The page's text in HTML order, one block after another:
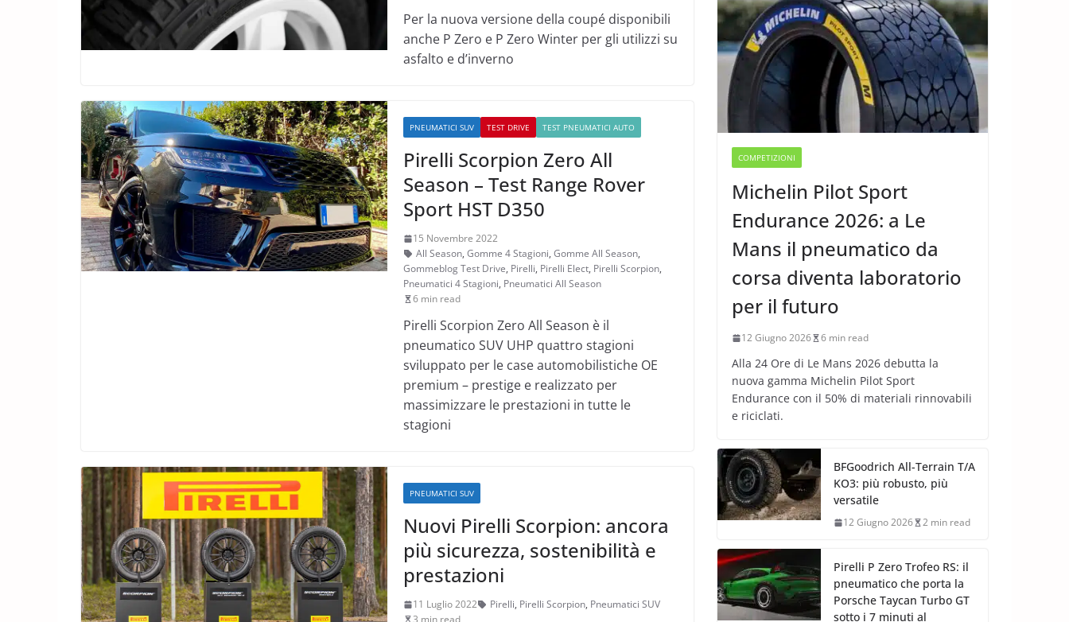
Per la nuova versione della coupé disponibili
anche P Zero e P Zero Winter per gli utilizzi su
asfalto e d’inverno
PNEUMATICI SUV TEST DRIVE TEST PNEUMATICI AUTO
Pirelli Scorpion Zero All
Season – Test Range Rover
Sport HST D350
15 Novembre 2022
All Season, Gomme 4 Stagioni, Gomme All Season,
Gommeblog Test Drive, Pirelli, Pirelli Elect, Pirelli Scorpion,
Pneumatici 4 Stagioni, Pneumatici All Season
6 min read
Pirelli Scorpion Zero All Season è il
pneumatico SUV UHP quattro stagioni
sviluppato per le case automobilistiche OE
premium – prestige e realizzato per
massimizzare le prestazioni in tutte le
stagioni
PNEUMATICI SUV
Nuovi Pirelli Scorpion: ancora
più sicurezza, sostenibilità e
prestazioni
11 Luglio 2022 Pirelli, Pirelli Scorpion, Pneumatici SUV
3 min read
COMPETIZIONI
Michelin Pilot Sport
Endurance 2026: a Le
Mans il pneumatico da
corsa diventa laboratorio
per il futuro
12 Giugno 2026 6 min read
Alla 24 Ore di Le Mans 2026 debutta la
nuova gamma Michelin Pilot Sport
Endurance con il 50% di materiali rinnovabili
e riciclati.
BFGoodrich All-Terrain T/A
KO3: più robusto, più
versatile
12 Giugno 2026 2 min read
Pirelli P Zero Trofeo RS: il
pneumatico che porta la
Porsche Taycan Turbo GT
sotto i 7 minuti al